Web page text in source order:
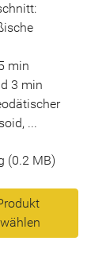
min
3 min
...
(0.2 MB)